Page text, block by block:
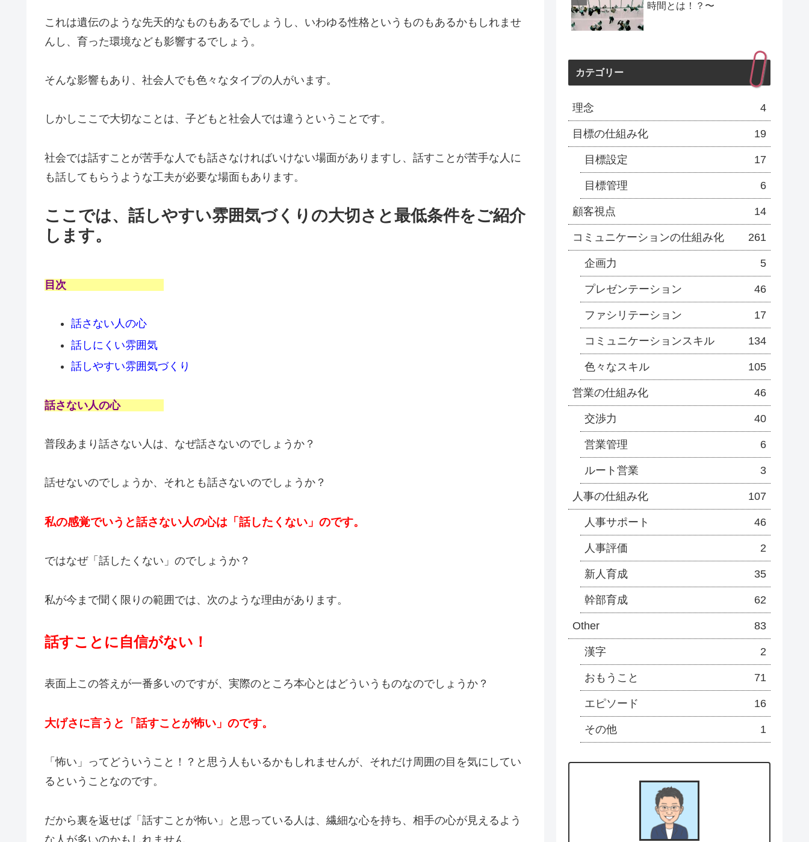
これは遺伝のような先天的なものもあるでしょうし、いわゆる性格というものもあるかもしれませ
んし、育った環境なども影響するでしょう。
そんな影響もあり、社会人でも色々なタイプの人がいます。
しかしここで大切なことは、子どもと社会人では違うということです。
社会では話すことが苦手な人でも話さなければいけない場面がありますし、話すことが苦手な人に
も話してもらうような工夫が必要な場面もあります。
ここでは、話しやすい雰囲気づくりの大切さと最低条件をご紹介
します。
目次
話さない人の心
話しにくい雰囲気
話しやすい雰囲気づくり
話さない人の心
普段あまり話さない人は、なぜ話さないのでしょうか？
話せないのでしょうか、それとも話さないのでしょうか？
私の感覚でいうと話さない人の心は「話したくない」のです。
ではなぜ「話したくない」のでしょうか？
私が今まで聞く限りの範囲では、次のような理由があります。
話すことに自信がない！
表面上この答えが一番多いのですが、実際のところ本心とはどういうものなのでしょうか？
大げさに言うと「話すことが怖い」のです。
「怖い」ってどういうこと！？と思う人もいるかもしれませんが、それだけ周囲の目を気にしてい
るということなのです。
だから裏を返せば「話すことが怖い」と思っている人は、繊細な心を持ち、相手の心が見えるよう
な人が多いのかもしれません。
時間とは！？〜
カテゴリー
理念 4
目標の仕組み化 19
目標設定 17
目標管理 6
顧客視点 14
コミュニケーションの仕組み化 261
企画力 5
プレゼンテーション 46
ファシリテーション 17
コミュニケーションスキル 134
色々なスキル 105
営業の仕組み化 46
交渉力 40
営業管理 6
ルート営業 3
人事の仕組み化 107
人事サポート 46
人事評価 2
新人育成 35
幹部育成 62
Other 83
漢字 2
おもうこと 71
エピソード 16
その他 1